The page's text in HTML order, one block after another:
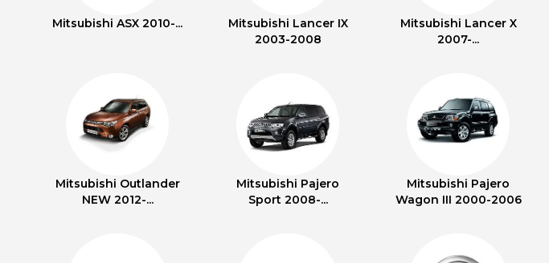
Mitsubishi ASX 2010-...
Mitsubishi Lancer IX
2003-2008
Mitsubishi Lancer X
2007-...
Mitsubishi Outlander
NEW 2012-...
Mitsubishi Pajero
Sport 2008-...
Mitsubishi Pajero
Wagon III 2000-2006